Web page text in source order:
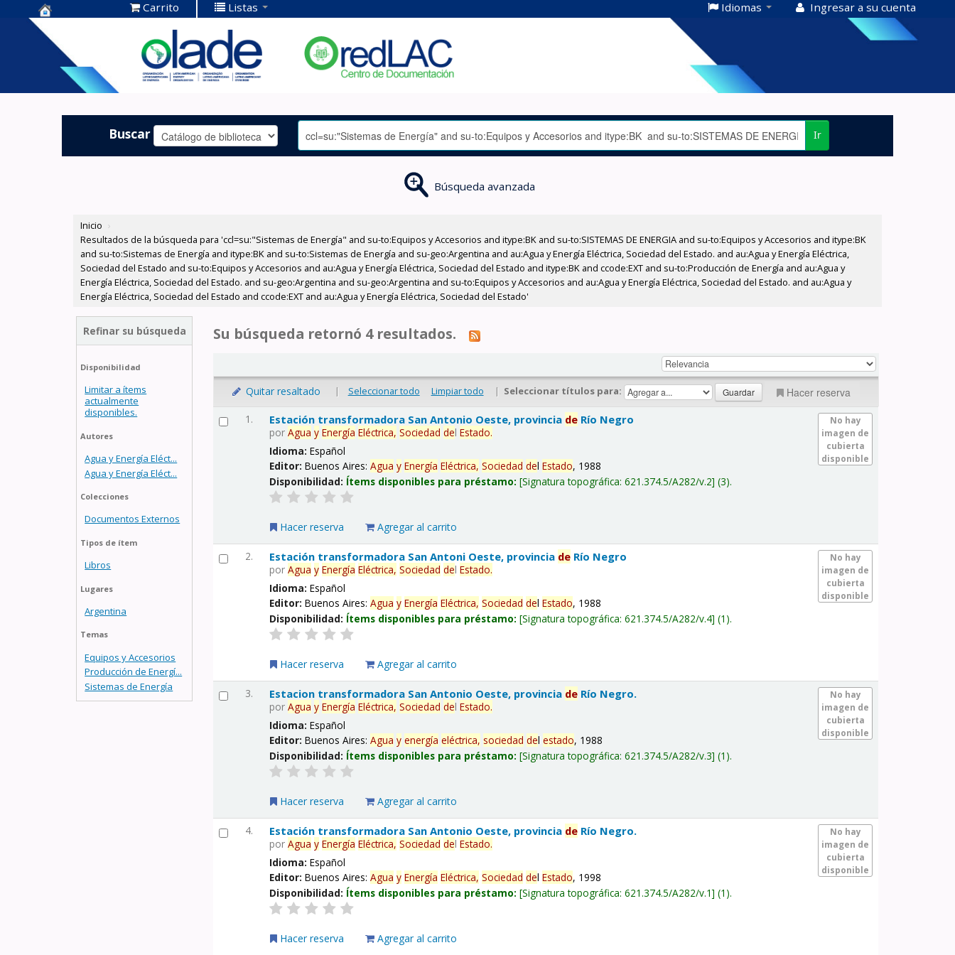
Centro de
Documentación
OLADE -
Carrito Listas Idiomas Ingresar a su cuenta
Buscar Ir
Búsqueda avanzada
Inicio ›
Resultados de la búsqueda para 'ccl=su:"Sistemas de Energía" and su-to:Equipos y Accesorios and itype:BK and su-to:SISTEMAS DE ENERGIA and su-to:Equipos y Accesorios and itype:BK
and su-to:Sistemas de Energía and itype:BK and su-to:Sistemas de Energía and su-geo:Argentina and au:Agua y Energía Eléctrica, Sociedad del Estado. and au:Agua y Energía Eléctrica,
Sociedad del Estado and su-to:Equipos y Accesorios and au:Agua y Energía Eléctrica, Sociedad del Estado and itype:BK and ccode:EXT and su-to:Producción de Energía and au:Agua y
Energía Eléctrica, Sociedad del Estado. and su-geo:Argentina and su-geo:Argentina and su-to:Equipos y Accesorios and au:Agua y Energía Eléctrica, Sociedad del Estado. and au:Agua y
Energía Eléctrica, Sociedad del Estado and ccode:EXT and au:Agua y Energía Eléctrica, Sociedad del Estado'
Refinar su búsqueda
Disponibilidad
Limitar a ítems
actualmente
disponibles.
Autores
Agua y Energía Eléct...
Agua y Energía Eléct...
Colecciones
Documentos Externos
Tipos de ítem
Libros
Lugares
Argentina
Temas
Equipos y Accesorios
Producción de Energí...
Sistemas de Energía
Su búsqueda retornó 4 resultados.
Quitar resaltado | Seleccionar todo Limpiar todo | Seleccionar títulos para: Hacer reserva
1.
No hay
imagen de
cubierta
disponible
Estación transformadora San Antonio Oeste, provincia de Río Negro
porAgua y Energía Eléctrica, Sociedad delEstado.
Idioma:Español
Editor:Buenos Aires:Agua y Energía Eléctrica, Sociedad delEstado, 1988
Disponibilidad: Ítems disponibles para préstamo: Signatura topográfica:621.374.5/A282/v.2 (3).
Hacer reserva Agregar al carrito
2.
No hay
imagen de
cubierta
disponible
Estación transformadora San Antoni Oeste, provincia de Río Negro
porAgua y Energía Eléctrica, Sociedad delEstado.
Idioma:Español
Editor:Buenos Aires:Agua y Energía Eléctrica, Sociedad delEstado, 1988
Disponibilidad: Ítems disponibles para préstamo: Signatura topográfica:621.374.5/A282/v.4 (1).
Hacer reserva Agregar al carrito
3.
No hay
imagen de
cubierta
disponible
Estacion transformadora San Antonio Oeste, provincia de Río Negro.
porAgua y Energía Eléctrica, Sociedad delEstado.
Idioma:Español
Editor:Buenos Aires:Agua y energía eléctrica, sociedad delestado, 1988
Disponibilidad: Ítems disponibles para préstamo: Signatura topográfica:621.374.5/A282/v.3 (1).
Hacer reserva Agregar al carrito
4.
No hay
imagen de
cubierta
disponible
Estación transformadora San Antonio Oeste, provincia de Río Negro.
porAgua y Energía Eléctrica, Sociedad delEstado.
Idioma:Español
Editor:Buenos Aires:Agua y Energía Eléctrica, Sociedad delEstado, 1998
Disponibilidad: Ítems disponibles para préstamo: Signatura topográfica:621.374.5/A282/v.1 (1).
Hacer reserva Agregar al carrito